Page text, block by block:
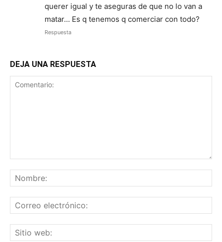
querer igual y te aseguras de que no lo van a
matar… Es q tenemos q comerciar con todo?
Respuesta
DEJA UNA RESPUESTA